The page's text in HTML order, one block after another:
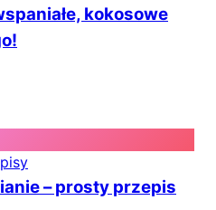
kokosowe
– prosty przepis